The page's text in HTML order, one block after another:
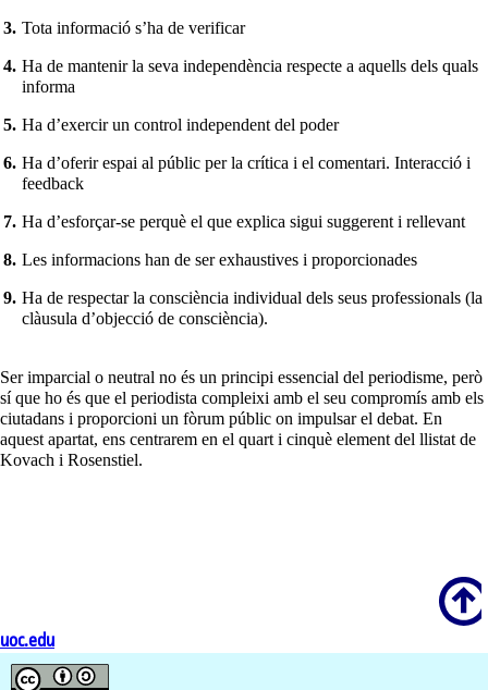
Tota informació s’ha de verificar
Ha de mantenir la seva independència respecte a aquells dels quals
informa
Ha d’exercir un control independent del poder
Ha d’oferir espai al públic per la crítica i el comentari. Interacció i
feedback
Ha d’esforçar-se perquè el que explica sigui suggerent i rellevant
Les informacions han de ser exhaustives i proporcionades
Ha de respectar la consciència individual dels seus professionals (la
clàusula d’objecció de consciència).
Ser imparcial o neutral no és un principi essencial del periodisme, però
sí que ho és que el periodista compleixi amb el seu compromís amb els
ciutadans i proporcioni un fòrum públic on impulsar el debat. En
aquest apartat, ens centrarem en el quart i cinquè element del llistat de
Kovach i Rosenstiel.
Scroll
uoc.edu